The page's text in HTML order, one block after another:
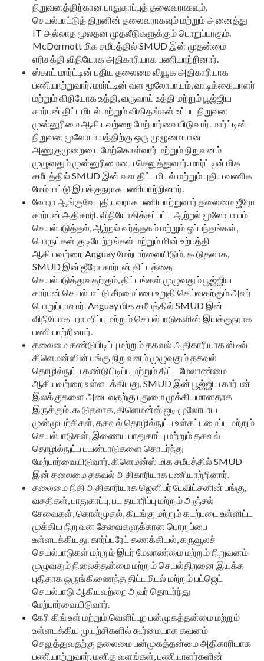
நிறுவனத்திற்கான பாதுகாப்புத் தலைவராகவும்,
செயல்பாட்டுத் திறனின் தலைவராகவும் மற்றும் அனைத்து
IT அல்லாத மூலதன முதலீடுகளுக்கும் பொறுப்பாகும்.
McDermott மிக சமீபத்தில் SMUD இன் முதன்மை
எரிசக்தி விநியோக அதிகாரியாக பணியாற்றினார்.
ஸ்காட் மார்ட்டின் புதிய தலைமை வியூக அதிகாரியாக
பணியாற்றுவார். மார்ட்டின் வள மூலோபாயம், வாடிக்கையாளர்
மற்றும் விநியோக உத்தி, வருவாய் உத்தி மற்றும் பூஜ்ஜிய
கார்பன் திட்டமிடல் மற்றும் விகிதங்கள் உட்பட நிறுவன
முன்னுரிமை ஆகியவற்றை மேற்பார்வையிடுவார். மார்ட்டின்
நிறுவன மூலோபாயத்திற்கு ஒரு முழுமையான
அணுகுமுறையை மேற்கொள்வார் மற்றும் நிறுவனம்
முழுவதும் முன்னுரிமையை செலுத்துவார். மார்ட்டின் மிக
சமீபத்தில் SMUD இன் வள திட்டமிடல் மற்றும் புதிய வணிக
மேம்பாட்டு இயக்குநராக பணியாற்றினார்.
லோரா ஆங்குவே புதியவராக பணியாற்றுவார்தலைமை ஜீரோ
கார்பன் அதிகாரி. விநியோகிக்கப்பட்ட ஆற்றல் மூலோபாயம்
செயல்படுத்தல், ஆற்றல் வர்த்தகம் மற்றும் ஒப்பந்தங்கள்,
பொருட்கள் குடியேற்றங்கள் மற்றும் மின் உற்பத்தி
ஆகியவற்றை Anguay மேற்பார்வையிடும். கூடுதலாக,
SMUD இன் ஜீரோ கார்பன் திட்டத்தை
செயல்படுத்துவதற்கும், திட்டங்கள் முழுவதும் பூஜ்ஜிய
கார்பன் செயல்பாட்டு சீரமைப்பை உறுதி செய்வதற்கும் அவர்
பொறுப்பாவார். Anguay மிக சமீபத்தில் SMUD இன்
விநியோக பராமரிப்பு மற்றும் செயல்பாடுகளின் இயக்குநராக
பணியாற்றினார்.
தலைமை கண்டுபிடிப்பு மற்றும் தகவல் அதிகாரியாக ஸ்டீவ்
கிளெமன்ஸின் பங்கு நிறுவனம் முழுவதும் தகவல்
தொழில்நுட்ப கண்டுபிடிப்பு மற்றும் திட்ட மேலாண்மை
ஆகியவற்றை உள்ளடக்கியது. SMUD இன் பூஜ்ஜிய கார்பன்
இலக்குகளை அடைவதற்கு புதுமை முக்கியமானதாக
இருக்கும். கூடுதலாக, கிளெமன்ஸ் ஐடி மூலோபாய
முன்முயற்சிகள், தகவல் தொழில்நுட்ப உள்கட்டமைப்பு மற்றும்
செயல்பாடுகள், இணைய பாதுகாப்பு மற்றும் தகவல்
தொழில்நுட்ப பயன்பாடுகளை தொடர்ந்து
மேற்பார்வையிடுவார். கிளெமன்ஸ் மிக சமீபத்தில் SMUD
இன் தலைமை தகவல் அதிகாரியாக பணியாற்றினார்.
தலைமை நிதி அதிகாரியாக ஜெனிபர் டேவிட்சனின் பங்கு,
வசதிகள், பாதுகாப்பு, பட தயாரிப்பு மற்றும் அஞ்சல்
சேவைகள், கொள்முதல், கிடங்கு மற்றும் கடற்படை உள்ளிட்ட
முக்கிய நிறுவன சேவைகளுக்கான பொறுப்பை
உள்ளடக்கியது. கார்ப்பரேட் கணக்கியல், கருவூலச்
செயல்பாடுகள் மற்றும் இடர் மேலாண்மை மற்றும் நிறுவனம்
முழுவதும் நிலைத்தன்மை மற்றும் செயல்திறனை இயக்க
புதிதாக ஒருங்கிணைந்த திட்டமிடல் மற்றும் பட்ஜெட்
செயல்பாடு ஆகியவற்றை அவர் தொடர்ந்து
மேற்பார்வையிடுவார்.
கேரி கிங் உள் மற்றும் வெளிப்புற பன்முகத்தன்மை மற்றும்
உள்ளடக்கிய முயற்சிகளில் கூர்மையாக கவனம்
செலுத்துவதற்கு தலைமை பன்முகத்தன்மை அதிகாரியாக
பணியாற்றுவார். மனித வளங்கள், பணியாளர்களின்